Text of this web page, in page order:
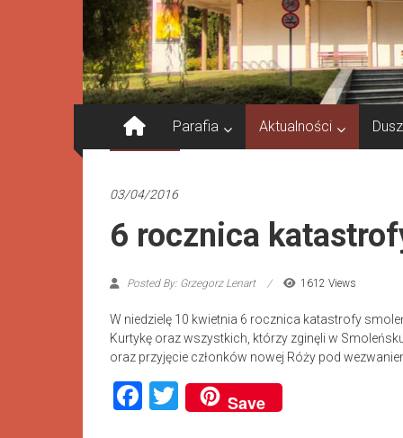
Parafia Aktualności
03/04/2016
6 rocznica
Posted By: Grzegorz Lenart 1612 Views
W niedzielę 10 kwietnia 6 rocznica katastrofy
Kurtykę oraz wszystkich, którzy zginęli w
oraz przyjęcie członków nowej Róży pod
Facebook
Twitter
Save